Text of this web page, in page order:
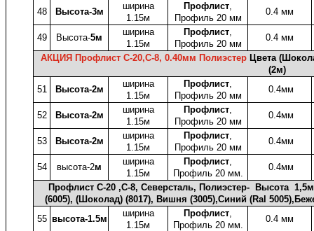
48 Высота-3м
ширина
1.15м
Профлист,
Профиль 20 мм
0.4 мм
49 Высота-5м
ширина
1.15м
Профлист,
Профиль 20 мм
0.4 мм
АКЦИЯ Профлист C-20,С-8, 0.40мм Полиэстер Цвета
(2м)
51
Высота-2м
ширина
1.15м
Профлист,
Профиль 20 мм
0.4мм
52 Высота-2м
ширина
1.15м
Профлист,
Профиль 20 мм
0.4мм
53 Высота-2м
ширина
1.15м
Профлист,
Профиль 20 мм
0.4мм
54 высота-2м
ширина
1.15м
Профлист,
Профиль 20 мм.
0.4мм
Профлист C-20 ,С-8, Северсталь, Полиэстер- Высота
(6005), (Шоколад) (8017), Вишня (3005),Синий (Ral
55 высота-1.5м
ширина
1.15м
Профлист,
Профиль 20 мм.
0.4 мм